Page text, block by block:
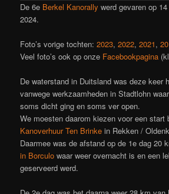
De 6e Berkel Kanorally werd gevaren op
2024.
Foto’s vorige tochten:2023,2022,2021,
Veel foto’s ook op onze Facebookpagina
De waterstand in Duitsland was deze keer
vanwege werkzaamheden in Stadtlohn
soms dicht ging en soms ver open.
We moesten daarom kiezen voor een start
Kanoverhuur Ten Brinke in Rekken /
Daarmee was de afstand op de 1e dag 20
in Borculo waar weer overnacht is en een
geserveerd werd.